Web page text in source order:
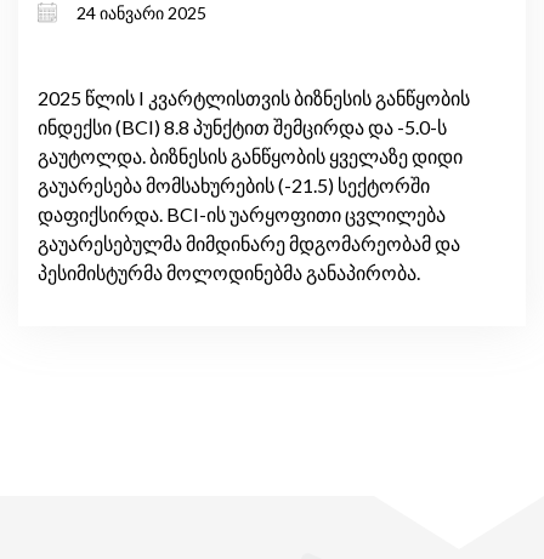
24 იანვარი 2025
2025 წლის I კვარტლისთვის ბიზნესის განწყობის
ინდექსი (BCI) 8.8 პუნქტით შემცირდა და -5.0-ს
გაუტოლდა. ბიზნესის განწყობის ყველაზე დიდი
გაუარესება მომსახურების (-21.5) სექტორში
დაფიქსირდა. BCI-ის უარყოფითი ცვლილება
გაუარესებულმა მიმდინარე მდგომარეობამ და
პესიმისტურმა მოლოდინებმა განაპირობა.